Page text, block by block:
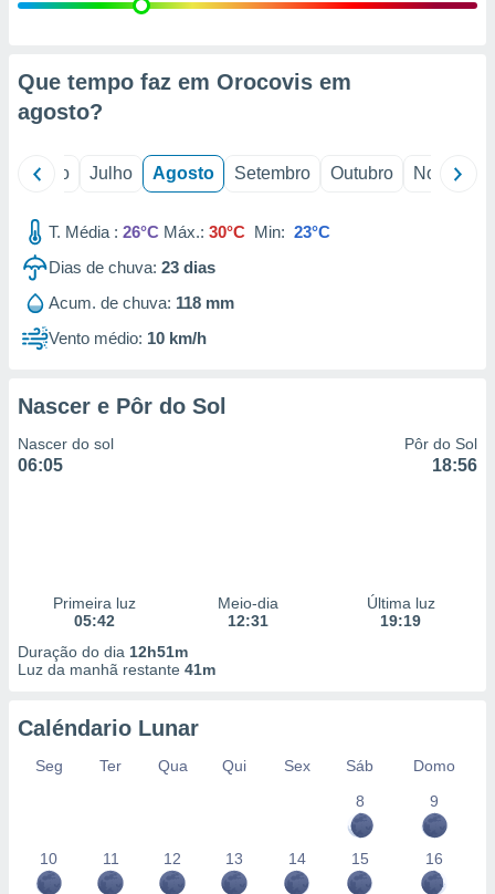
através
estudos
1199
Que tempo faz em Orocovis em
agosto?
Junho Julho Agosto Setembro Outubro Novembro
T. Média : 26°C Máx.: 30°C Min: 23°C
Dias de chuva: 23 dias
Acum. de chuva: 118 mm
Vento médio: 10 km/h
Nascer e Pôr do Sol
Nascer do sol
06:05
Pôr do Sol
18:56
Primeira luz
05:42
Meio-dia
12:31
Última luz
19:19
Duração do dia 12h51m
Luz da manhã restante 41m
Caléndario Lunar
Seg Ter Qua Qui Sex Sáb
Domo
8
9
10 11 12 13 14 15 16